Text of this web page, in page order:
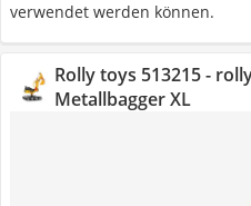
verwendet werden können.
Rolly toys 513215 -
Metallbagger XL